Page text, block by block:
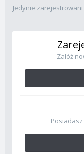
Jedynie
Załóż